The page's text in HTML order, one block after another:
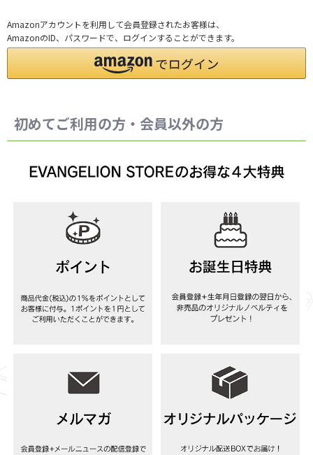
Amazonアカウントを利用して会員登録されたお客様は、
AmazonのID、パスワードで、ログインすることができます。
初めてご利用の方・会員以外の方